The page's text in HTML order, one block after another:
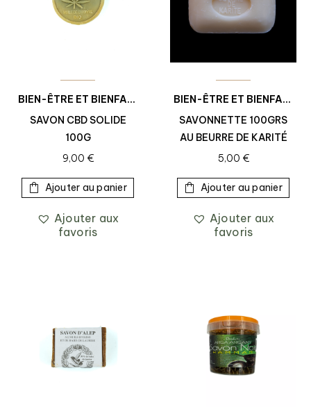
BIEN-ÊTRE ET BIENFAITS
SAVON CBD SOLIDE
100G
9,00 €
Ajouter au panier
Ajouter aux
favoris
BIEN-ÊTRE ET BIENFAITS
SAVONNETTE 100GRS
AU BEURRE DE KARITÉ
5,00 €
Ajouter au panier
Ajouter aux
favoris